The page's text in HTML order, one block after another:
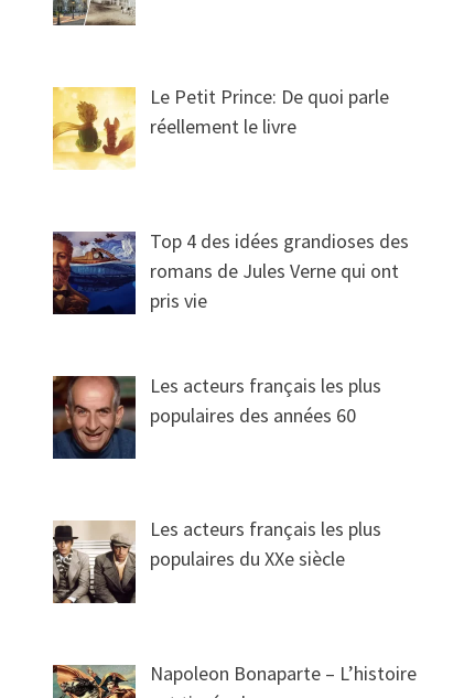
Le Petit Prince: De quoi parle
réellement le livre
Top 4 des idées grandioses des
romans de Jules Verne qui ont
pris vie
Les acteurs français les plus
populaires des années 60
Les acteurs français les plus
populaires du XXe siècle
Napoleon Bonaparte – L’histoire